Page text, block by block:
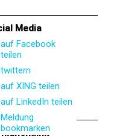
Media
auf Facebook
teilen
twittern
auf XING teilen
auf LinkedIn teilen
Meldung
bookmarken